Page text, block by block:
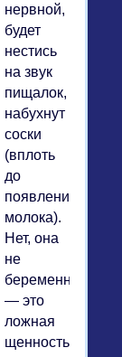
нервной,
будет
нестись
на звук
пищалок,
набухнут
соски
(вплоть
до
появления
молока).
Нет, она
не
беременна
— это
ложная
щенность,